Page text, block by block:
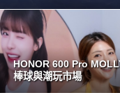
HONOR 600 Pro
棒球與潮玩市場